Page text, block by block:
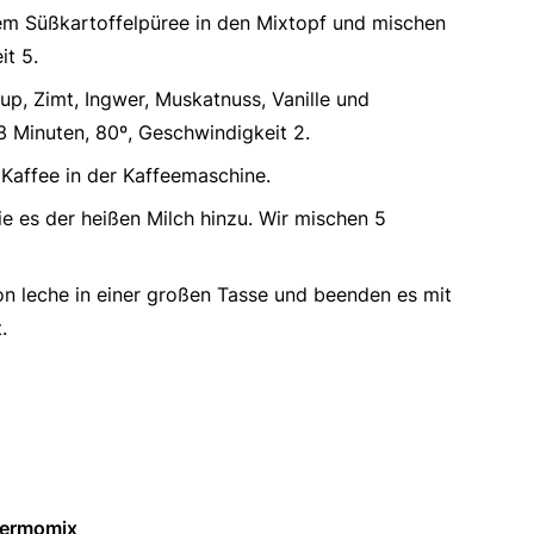
Süßkartoffelpüree in den Mixtopf und mischen
5.
Zimt, Ingwer, Muskatnuss, Vanille und
80º, Geschwindigkeit 2.
in der Kaffeemaschine.
es der heißen Milch hinzu. Wir mischen 5
leche in einer großen Tasse und beenden es mit